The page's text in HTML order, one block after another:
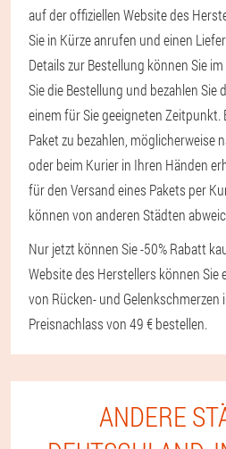
auf der offiziellen Website des
Sie in Kürze anrufen und einen
Details zur Bestellung können Sie
Sie die Bestellung und bezahlen Sie
einem für Sie geeigneten Zeitpunkt.
Paket zu bezahlen, möglicherweise
oder beim Kurier in Ihren Händen
für den Versand eines Pakets per
können von anderen Städten
Nur jetzt können Sie -50% Rabatt
Website des Herstellers können Sie
von Rücken- und
Preisnachlass von 49 € bestellen.
ANDERE